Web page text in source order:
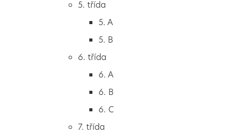
2. B
3. A
4. A
5. třída
5. A
5. B
6. třída
6. A
6. B
6. C
7. třída